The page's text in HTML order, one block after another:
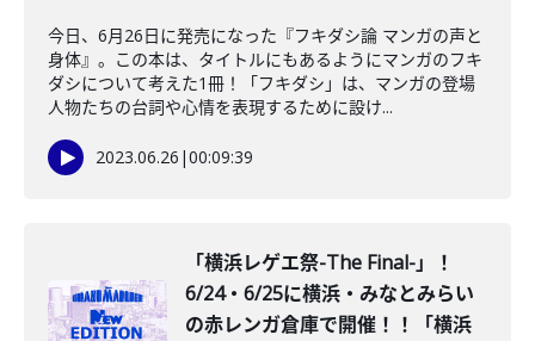
今日、6月26日に発売になった『フキダシ論 マンガの声と
身体』。この本は、タイトルにもあるようにマンガのフキ
ダシについて考えた1冊！「フキダシ」は、マンガの登場
人物たちの台詞や心情を表現するために設け...
2023.06.26 |00:09:39
「横浜レゲエ祭-The Final-」！
6/24・6/25に横浜・みなとみらい
の赤レンガ倉庫で開催！！「横浜